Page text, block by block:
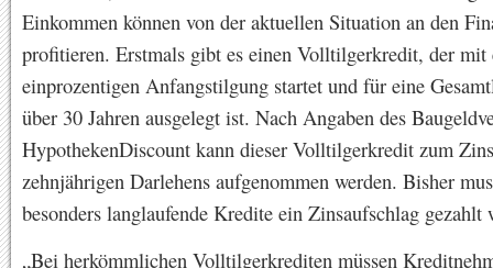
Einkommen können von der aktuellen Situation an den
profitieren. Erstmals gibt es einen Volltilgerkredit, der mit
einprozentigen Anfangstilgung startet und für eine
über 30 Jahren ausgelegt ist. Nach Angaben des
HypothekenDiscount kann dieser Volltilgerkredit zum
zehnjährigen Darlehens aufgenommen werden. Bisher
besonders langlaufende Kredite ein Zinsaufschlag gezahlt
„Bei herkömmlichen Volltilgerkrediten müssen